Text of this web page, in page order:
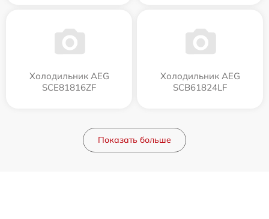
Холодильник AEG
SCE81816ZF
Холодильник AEG
SCB61824LF
Показать больше